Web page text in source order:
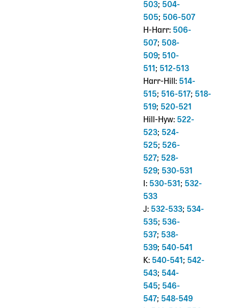
503; 504-
505; 506-507
H-Harr: 506-
507; 508-
509; 510-
511 ; 512-513
Harr-Hill: 514-
515; 516-517; 518-
519; 520-521
Hill-Hyw: 522-
523; 524-
525; 526-
527; 528-
529; 530-531
I: 530-531 ; 532-
533
J: 532-533; 534-
535; 536-
537; 538-
539; 540-541
K: 540-541 ; 542-
543; 544-
545; 546-
547; 548-549